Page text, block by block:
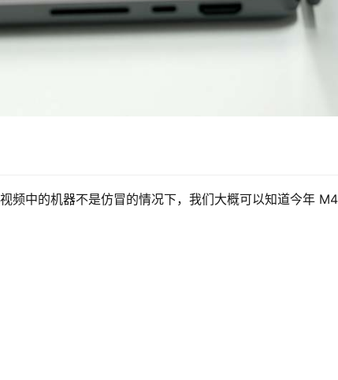
中的机器不是仿冒的情况下，我们大概可以知道今年